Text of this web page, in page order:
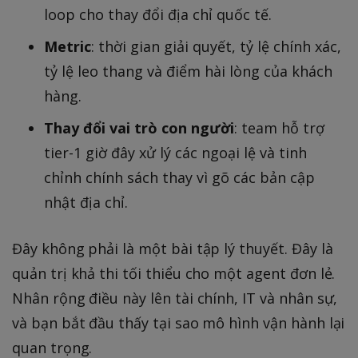
loop cho thay đổi địa chỉ quốc tế.
Metric: thời gian giải quyết, tỷ lệ chính xác,
tỷ lệ leo thang và điểm hài lòng của khách
hàng.
Thay đổi vai trò con người: team hỗ trợ
tier-1 giờ đây xử lý các ngoại lệ và tinh
chỉnh chính sách thay vì gõ các bản cập
nhật địa chỉ.
Đây không phải là một bài tập lý thuyết. Đây là
quản trị khả thi tối thiểu cho một agent đơn lẻ.
Nhân rộng điều này lên tài chính, IT và nhân sự,
và bạn bắt đầu thấy tại sao mô hình vận hành lại
quan trọng.